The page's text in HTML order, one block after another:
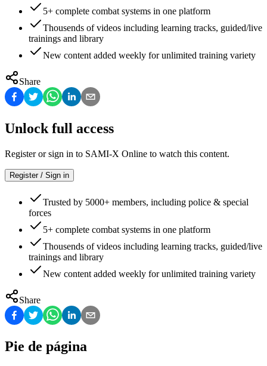
5+ complete combat systems in one platform
Thousends of videos including learning tracks, guided/live
trainings and library
New content added weekly for unlimited training variety
Share
Unlock full access
Register or sign in to SAMI-X Online to watch this content.
Register / Sign in
Trusted by 5000+ members, including police & special
forces
5+ complete combat systems in one platform
Thousends of videos including learning tracks, guided/live
trainings and library
New content added weekly for unlimited training variety
Share
Pie de página